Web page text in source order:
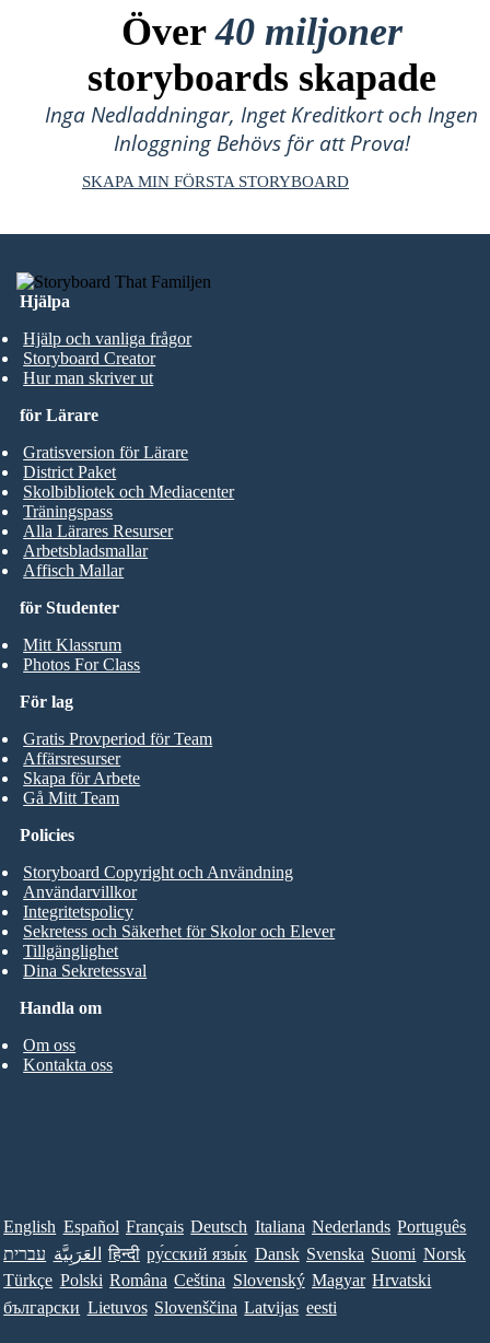
Över40 miljoner
storyboards skapade
Inga Nedladdningar, Inget Kreditkort och Ingen
Inloggning Behövs för att Prova!
SKAPA MIN FÖRSTA STORYBOARD
Hjälpa
Hjälp och vanliga frågor
Storyboard Creator
Hur man skriver ut
för Studenter
Mitt Klassrum
Photos For Class
för Lärare
Gratisversion för Lärare
District Paket
Skolbibliotek och Mediacenter
Träningspass
Alla Lärares Resurser
Arbetsbladsmallar
Affisch Mallar
För lag
Gratis Provperiod för Team
Affärsresurser
Skapa för Arbete
Gå Mitt Team
Handla om
Om oss
Kontakta oss
Policies
Storyboard Copyright och Användning
Användarvillkor
Integritetspolicy
Sekretess och Säkerhet för Skolor och Elever
Tillgänglighet
Dina Sekretessval
English Español Français Deutsch Italiana Nederlands Português
עברית العَرَبِيَّة हिन्दी ру́сский язы́к Dansk Svenska Suomi Norsk
Türkçe Polski Româna Ceština Slovenský Magyar Hrvatski
български Lietuvos Slovenščina Latvijas eesti